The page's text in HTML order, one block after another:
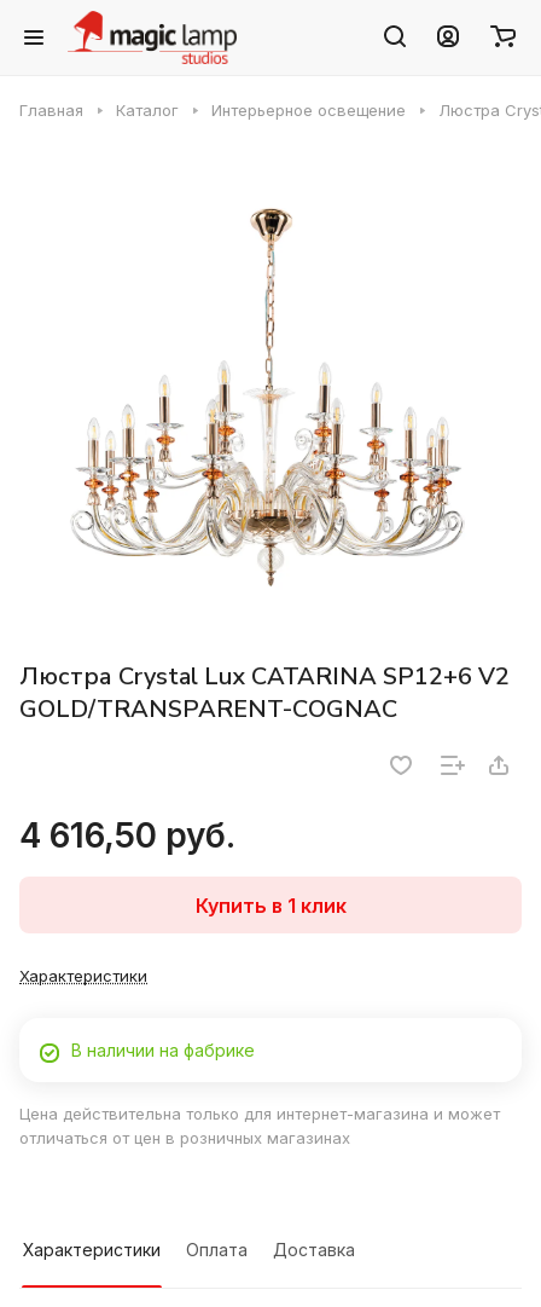
Главная Каталог Интерьерное освещение Люстра
Люстра Crystal Lux CATARINA SP12+6 V2
GOLD/TRANSPARENT-COGNAC
4 616,50 руб.
Купить в 1 клик
Характеристики
В наличии на фабрике
Цена действительна только для интернет-магазина и может
отличаться от цен в розничных магазинах
Характеристики Оплата Доставка